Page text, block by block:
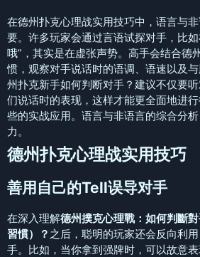
在德州扑克心理战实用技巧中，语言与
要。许多玩家会通过言语试探对手，比
哦”，其实是在虚张声势。高手会结合德
惯，观察对手说话时的语调、语速以及
州扑克新手如何判断对手？建议不仅要
们说话时的表现，这样才能更全面地进
些的实战应用。语言与非语言的综合分
力。
德州扑克心理战实用技巧
善用自己的Tell误导对手
在深入理解德州撲克心理戰：如何判斷
習慣）？ 之后，聪明的玩家还会反向利
手。比如，当你拿到强牌时，可以故意